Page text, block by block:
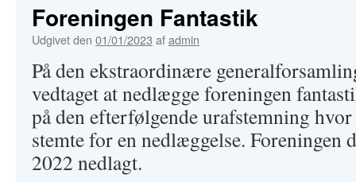
Foreningen Fantastik
Udgivet den 01/01/2023 afadmin
På den ekstraordinære
vedtaget at nedlægge foreningen
på den efterfølgende urafstemning
stemte for en nedlæggelse. Foreningen
2022 nedlagt.